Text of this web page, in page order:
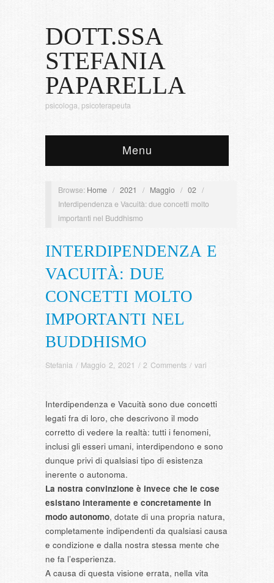
DOTT.SSA
STEFANIA
PAPARELLA
psicologa, psicoterapeuta
Menu
Browse: Home / 2021 / Maggio / 02 /
Interdipendenza e Vacuità: due concetti molto
importanti nel Buddhismo
INTERDIPENDENZA E
VACUITÀ: DUE
CONCETTI MOLTO
IMPORTANTI NEL
BUDDHISMO
Stefania / Maggio 2, 2021 / 2 Comments / vari
Interdipendenza e Vacuità sono due concetti
legati fra di loro, che descrivono il modo
corretto di vedere la realtà: tutti i fenomeni,
inclusi gli esseri umani, interdipendono e sono
dunque privi di qualsiasi tipo di esistenza
inerente o autonoma.
La nostra convinzione è invece che le cose
esistano interamente e concretamente in
modo autonomo, dotate di una propria natura,
completamente indipendenti da qualsiasi causa
e condizione e dalla nostra stessa mente che
ne fa l’esperienza.
A causa di questa visione errata, nella vita